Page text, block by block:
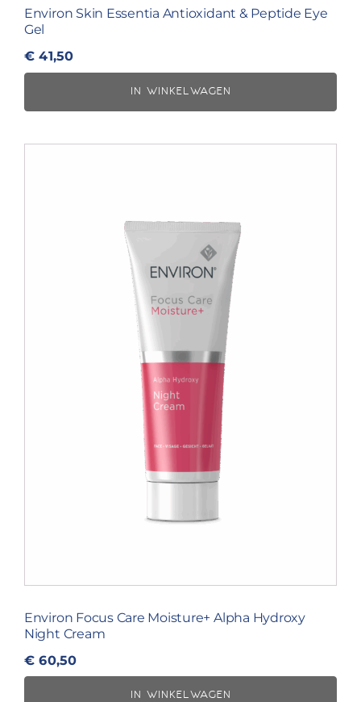
Environ Skin Essentia Antioxidant & Peptide Eye
Gel
€ 41,50
IN WINKELWAGEN
Environ Focus Care Moisture+ Alpha Hydroxy
Night Cream
€ 60,50
IN WINKELWAGEN